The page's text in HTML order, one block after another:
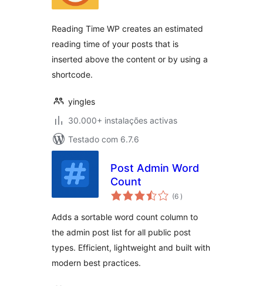
Reading Time WP creates an estimated
reading time of your posts that is
inserted above the content or by using a
shortcode.
yingles
30.000+ instalações activas
Testado com 6.7.6
Post Admin Word
Count
(6 classificações
)
Adds a sortable word count column to
the admin post list for all public post
types. Efficient, lightweight and built with
modern best practices.